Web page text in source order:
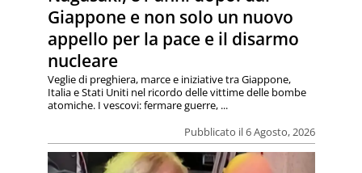
Giappone e non solo un nuovo
appello per la pace e il disarmo
nucleare
Pubblicato il 6 Agosto, 2026
Veglie di preghiera, marce e iniziative tra Giappone,
Italia e Stati Uniti nel ricordo delle vittime delle bombe
atomiche. I vescovi: fermare guerre, ...